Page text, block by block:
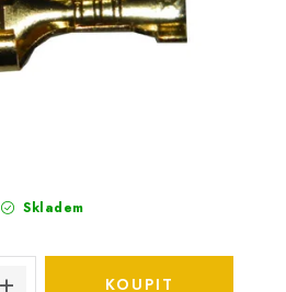
Skladem